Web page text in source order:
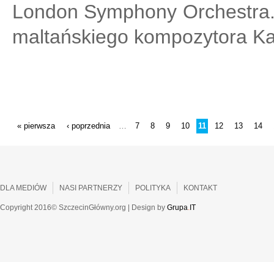
London Symphony
maltańskiego kompozytora
« pierwsza ‹ poprzednia … 7 8 9 10 11 12 13 14
DLA MEDIÓW NASI PARTNERZY POLITYKA KONTAKT
Copyright 2016© SzczecinGłówny.org | Design by Grupa. IT